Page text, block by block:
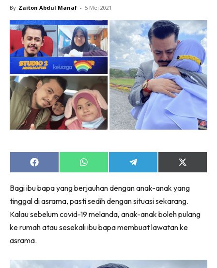
By Zaiton Abdul Manaf - 5 Mei 2021
Share
on
Share
on
Share
on
Share
on
(Twitter)
Bagi ibu bapa yang berjauhan dengan anak-anak yang
tinggal di asrama, pasti sedih dengan situasi sekarang.
Kalau sebelum covid-19 melanda, anak-anak boleh pulang
ke rumah atau sesekali ibu bapa membuat lawatan ke
asrama.